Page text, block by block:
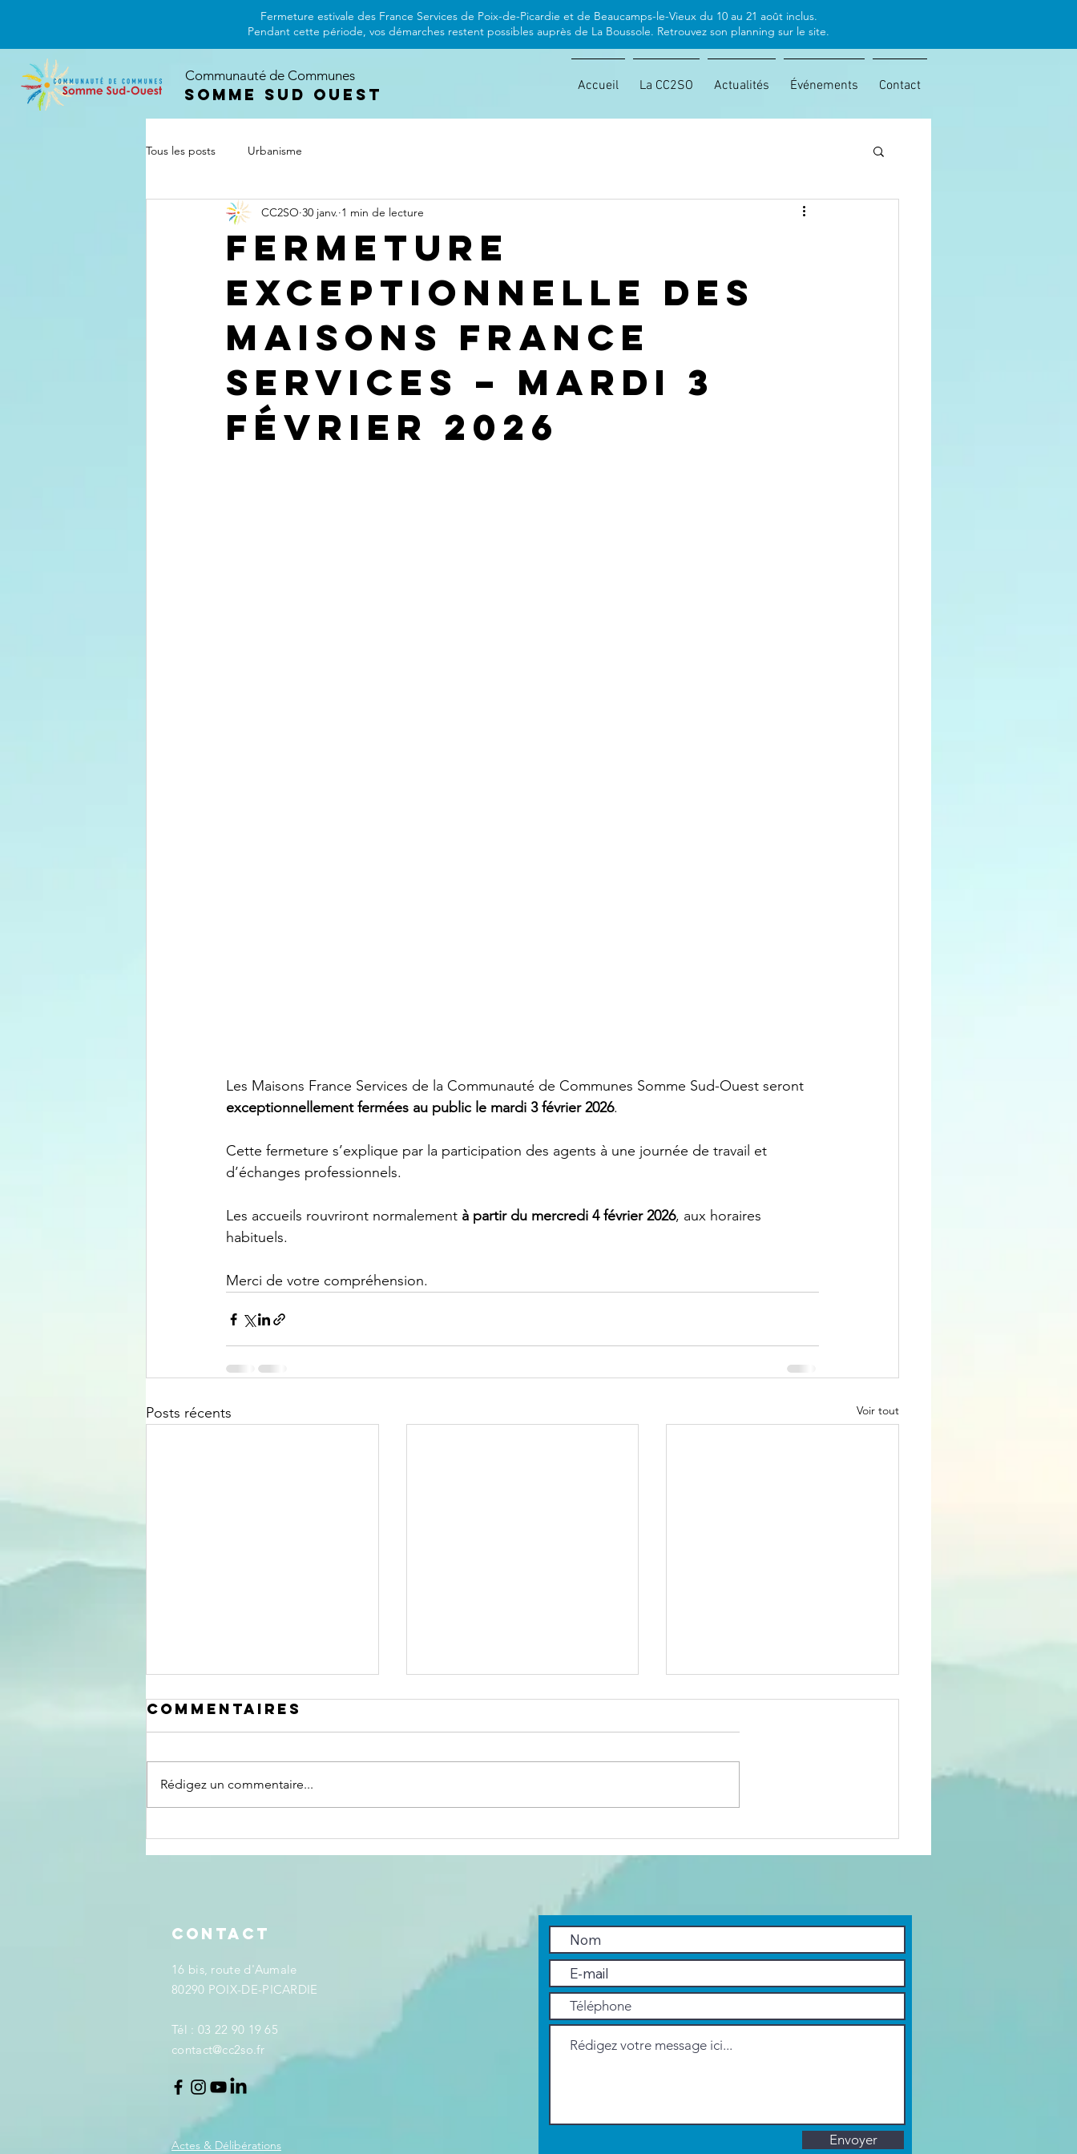
Fermeture estivale des France Services de Poix-de-Picardie et de Beaucamps-le-Vieux du 10 au 21 août inclus.
Pendant cette période, vos démarches restent possibles auprès de La Boussole. Retrouvez son planning sur le site.
Somme Sud Ouest
Communauté de Communes
Accueil La CC2SO Actualités Événements Contact
Tous les posts Urbanisme
Fermeture
exceptionnelle des
Maisons France
Services – mardi 3
février 2026
CC2SO 30 janv. 1 min de lecture
Les Maisons France Services de la Communauté de Communes Somme Sud-Ouest seront
exceptionnellement fermées au public le mardi 3 février 2026.
Cette fermeture s’explique par la participation des agents à une journée de travail et
d’échanges professionnels.
Les accueils rouvriront normalement à partir du mercredi 4 février 2026, aux horaires
habituels.
Merci de votre compréhension.
Posts récents Voir tout
Pass Jeunes
2026-2027 : les
À la rencontre
de nos
en Somme Sud-
Clap de fin… ou
presque pour
Commentaires
Rédigez un commentaire...
Contact
16 bis, route d'Aumale
80290 POIX-DE-PICARDIE
Tél : 03 22 90 19 65
​contact@cc2so.fr
Actes & Délibérations Envoyer